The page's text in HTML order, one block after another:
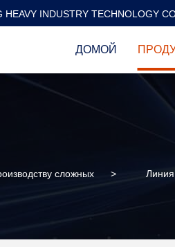
INDUSTRY TECHNOLOGY
ДОМОЙ
сложных
>